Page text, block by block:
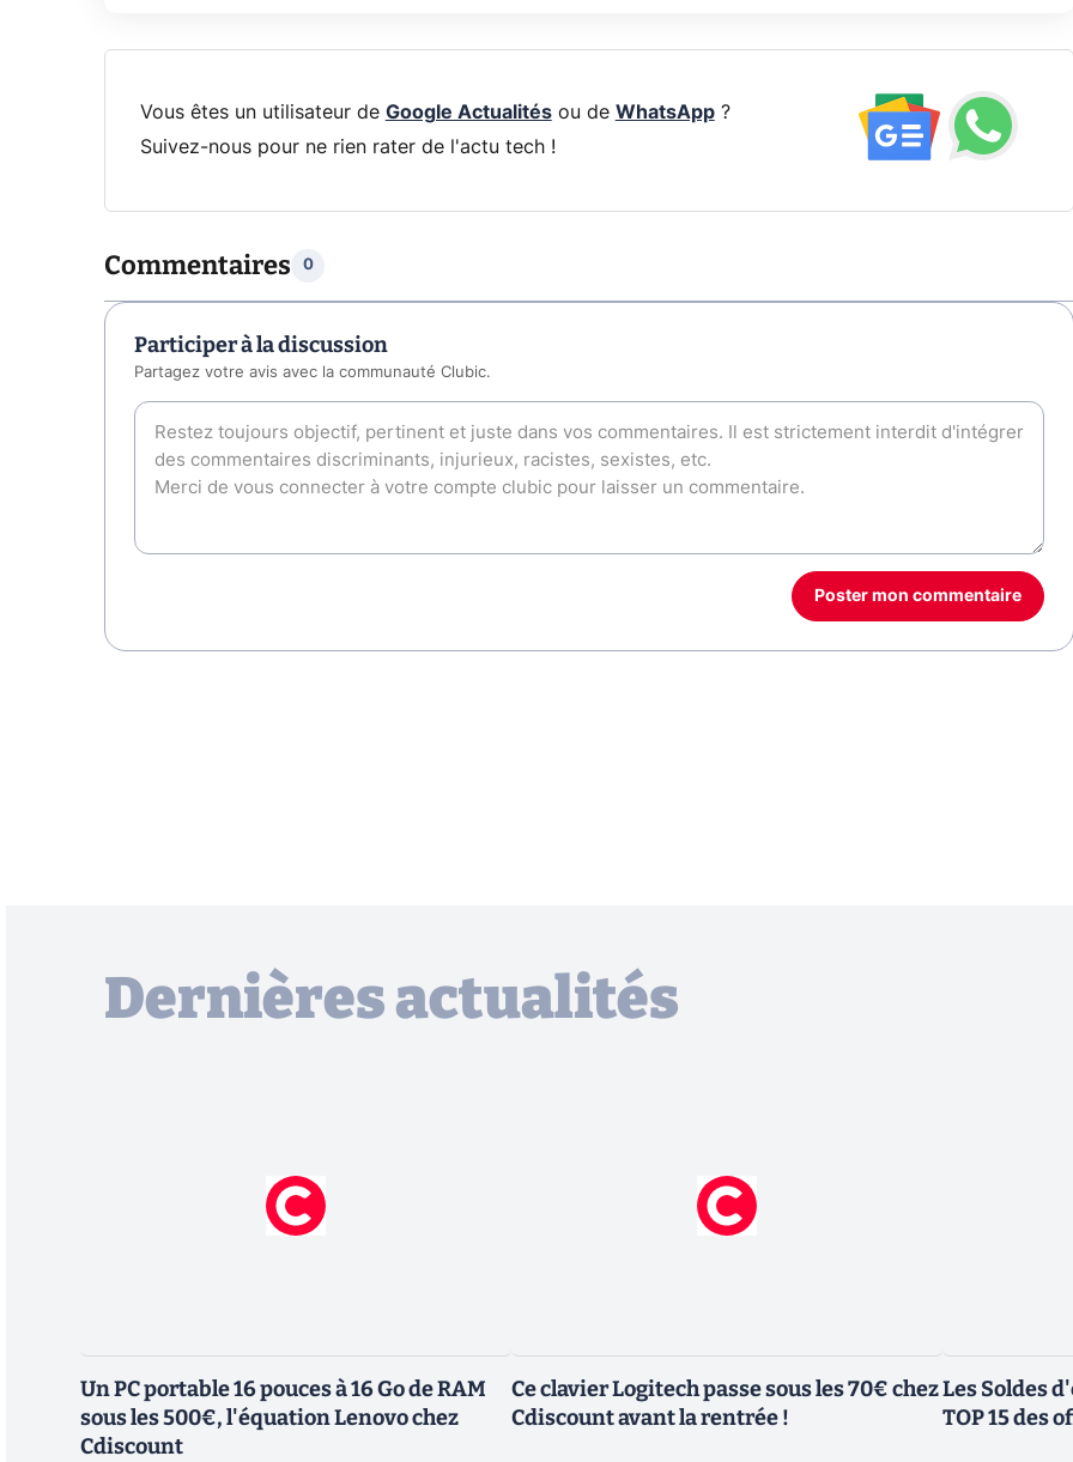
Vous êtes un utilisateur de Google Actualitésou de WhatsApp?
Suivez-nous pour ne rien rater de l'actu tech !
Commentaires 0
Participer à la discussion
Partagez votre avis avec la communauté Clubic.
Poster mon commentaire
Dernières actualités
Un PC portable 16 pouces à 16 Go de RAM
sous les 500€, l'équation Lenovo chez
Cdiscount
Ce clavier Logitech passe sous les 70€ chez
Cdiscount avant la rentrée !
Les Soldes
TOP 15 des